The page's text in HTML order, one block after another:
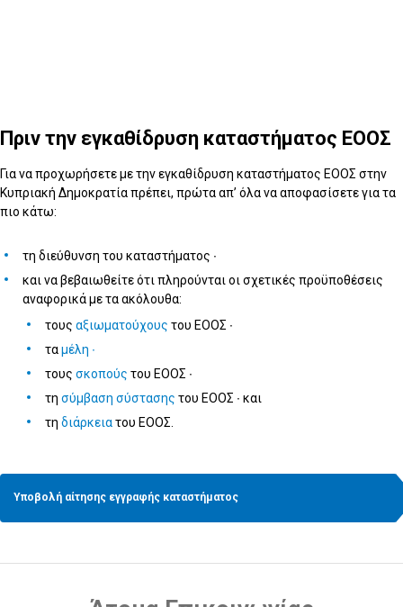
Πριν την εγκαθίδρυση καταστήματος ΕΟΟΣ
Για να προχωρήσετε με την εγκαθίδρυση καταστήματος ΕΟΟΣ στην
Κυπριακή Δημοκρατία πρέπει, πρώτα απ’ όλα να αποφασίσετε για τα
πιο κάτω:
τη διεύθυνση του καταστήματος ∙
και να βεβαιωθείτε ότι πληρούνται οι σχετικές προϋποθέσεις
αναφορικά με τα ακόλουθα:
τους αξιωματούχους του ΕΟΟΣ ∙
ταμέλη ∙
τους σκοπούς του ΕΟΟΣ ∙
τη σύμβαση σύστασης του ΕΟΟΣ ∙ και
τη διάρκειατου ΕΟΟΣ.
Υποβολή αίτησης εγγραφής καταστήματος